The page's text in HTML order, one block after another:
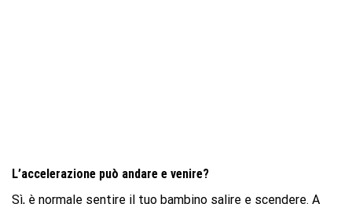
L’accelerazione può andare e venire?
Sì, è normale sentire il tuo bambino salire e scendere. A